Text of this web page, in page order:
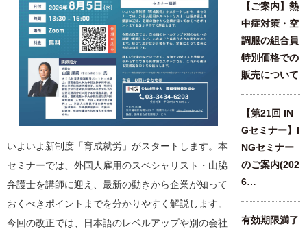
いよいよ新制度「育成就労」がスタートします。本
セミナーでは、外国人雇用のスペシャリスト・山脇
弁護士を講師に迎え、最新の動きから企業が知って
おくべきポイントまでを分かりやすく解説します。
今回の改正では、日本語のレベルアップや別の会社
【ご案内】熱
中症対策・空
調服の組合員
特別価格での
販売について
【第21回 IN
Gセミナー】I
NGセミナー
のご案内(202
6…
有効期限満了